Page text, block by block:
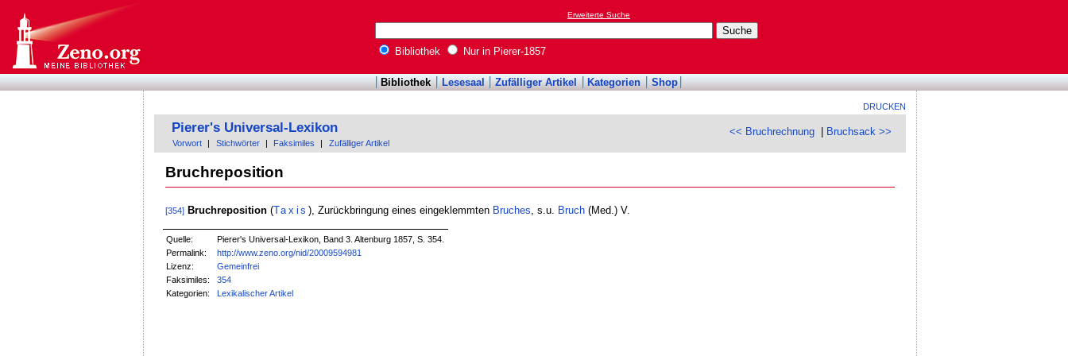
Erweiterte Suche
Bibliothek Nur in Pierer-1857
Bibliothek Lesesaal Zufälliger Artikel Kategorien Shop
DRUCKEN
<< Bruchrechnung Bruchsack >>
Pierer's Universal-Lexikon
Vorwort Stichwörter Faksimiles Zufälliger Artikel
Bruchreposition
[354] Bruchreposition(Taxis ), Zurückbringung eines eingeklemmten Bruches , s.u. Bruch (Med.) V.
Quelle:
Pierer's Universal-Lexikon, Band 3. Altenburg 1857, S. 354.
Permalink:
http://www.zeno.org/nid/20009594981
Lizenz:
Gemeinfrei
Faksimiles:
354
Kategorien:
Lexikalischer Artikel